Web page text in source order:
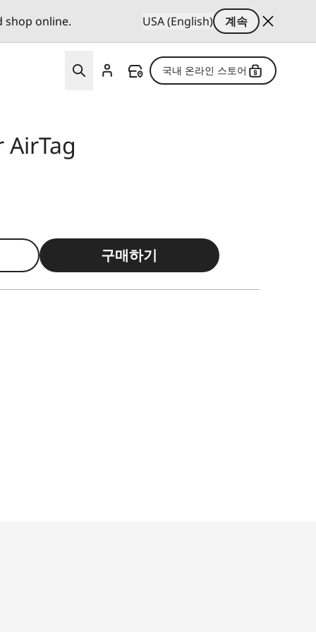
shop online. USA (English)
계속
국내 온라인 스토어
AirTag
구매하기